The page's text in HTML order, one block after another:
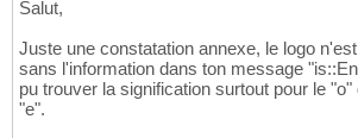
Salut,
Juste une constatation annexe, le logo
sans l'information dans ton message
pu trouver la signification surtout pour le
"e".